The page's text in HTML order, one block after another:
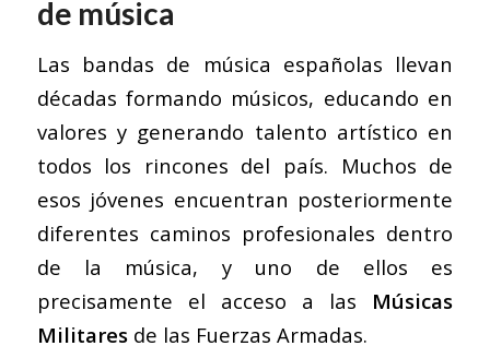
de música
Las bandas de música españolas llevan
décadas formando músicos, educando en
valores y generando talento artístico en
todos los rincones del país. Muchos de
esos jóvenes encuentran posteriormente
diferentes caminos profesionales dentro
de la música, y uno de ellos es
precisamente el acceso a las Músicas
Militaresde las Fuerzas Armadas.